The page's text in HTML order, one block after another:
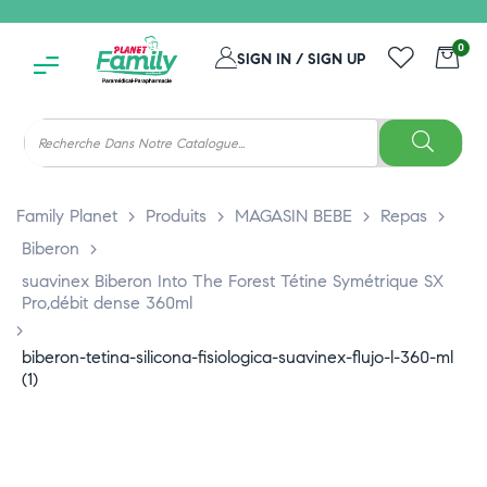
SIGN IN / SIGN UP
0
Family Planet > Produits > MAGASIN BEBE > Repas >
Biberon
>
suavinex Biberon Into The Forest Tétine Symétrique SX
Pro,débit dense 360ml
>
biberon-tetina-silicona-fisiologica-suavinex-flujo-l-360-ml
(1)